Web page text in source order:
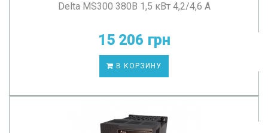
Delta MS300 380В 1,5 кВт 4,2/4,6 А
15 206 грн
В КОРЗИНУ